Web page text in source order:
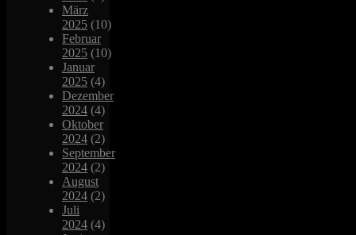
März
2025 (10)
Februar
2025 (10)
Januar
2025 (4)
Dezember
2024 (4)
Oktober
2024 (2)
September
2024 (2)
August
2024 (2)
Juli
2024 (4)